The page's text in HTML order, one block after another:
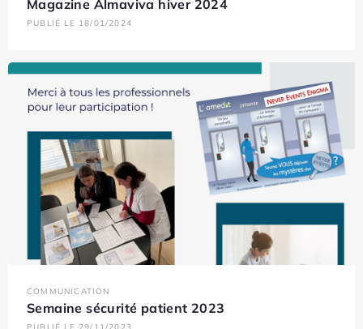
Magazine Almaviva hiver 2024
PUBLIÉ LE 18/01/2024
COMMUNICATION
Semaine sécurité patient 2023